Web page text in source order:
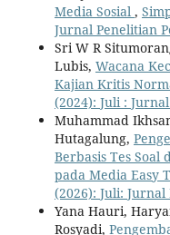
Media Sosial ,
Jurnal Penelitian
Sri W R
Lubis, Wacana
Kajian Kritis
(2024): Juli :
Muhammad
Hutagalung,
Berbasis Tes Soal
pada Media Easy
(2026): Juli:
Yana Hauri,
Rosyadi,